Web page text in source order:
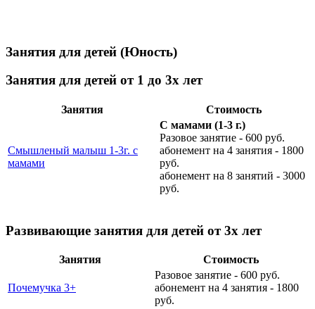
Занятия для детей (Юность)
Занятия для детей от 1 до 3х лет
Занятия Стоимость
Смышленый малыш 1-3г. с
мамами
С мамами (1-3 г.)
Разовое занятие - 600 руб.
абонемент на 4 занятия - 1800
руб.
абонемент на 8 занятий - 3000
руб.
Развивающие занятия для детей от 3х лет
Занятия Стоимость
Почемучка 3+
Разовое занятие - 600 руб.
абонемент на 4 занятия - 1800
руб.